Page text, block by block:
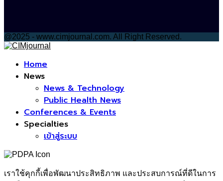
@2025 - www.cimjournal.com. All Right Reserved.
Home
News
News & Technology
Public Health News
Conferences & Events
Specialties
เข้าสู่ระบบ
เราใช้คุกกี้เพื่อพัฒนาประสิทธิภาพ และประสบการณ์ที่ดีในการ